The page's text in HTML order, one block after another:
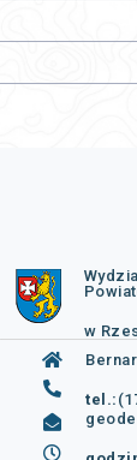
w
tel.: